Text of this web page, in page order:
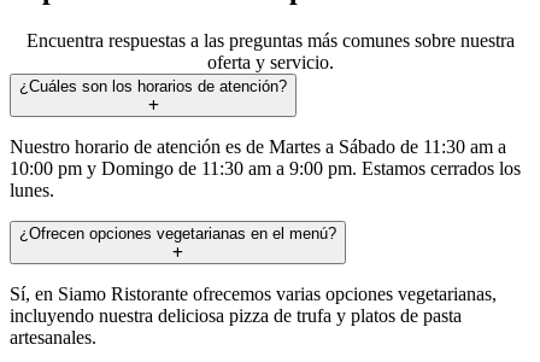
Encuentra respuestas a las preguntas más comunes sobre nuestra
oferta y servicio.
¿Cuáles son los horarios de atención?
Nuestro horario de atención es de Martes a Sábado de 11:30 am a
10:00 pm y Domingo de 11:30 am a 9:00 pm. Estamos cerrados los
lunes.
¿Ofrecen opciones vegetarianas en el menú?
Sí, en Siamo Ristorante ofrecemos varias opciones vegetarianas,
incluyendo nuestra deliciosa pizza de trufa y platos de pasta
artesanales.